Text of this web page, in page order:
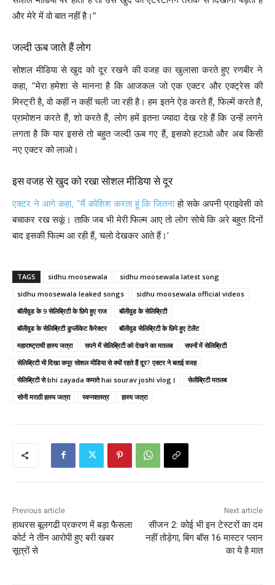
और मेरे में वो बात नहीं है।”
जल्दी ऊब जाते हैं लोग
सोशल मीडिया से खुद को दूर रखने की वजह का खुलासा करते हुए रणबीर ने
कहा, ”मेरा हमेशा से मानना है कि आजकल जो एक एक्टर और एक्ट्रेस की
मिस्ट्री है, वो कहीं न कहीं चली जा रही है। हम इतने ऐड करते हैं, फिल्में करते हैं,
प्रामोशन करते हैं, शो करते हैं, लोग हमें इतना ज्यादा देख रहे हैं कि उन्हें लगने
लगता है कि यार इससे तो बहुत जल्दी ऊब गए हैं, इसको हटाओ और अब किसी
नए एक्टर को लाओ।
इस वजह से खुद को रखा सोशल मीडिया से दूर
एक्टर ने आगे कहा, ”मैं कोशिश करता हूं कि जितनाहो सके अपनी प्राइवेसी को
बचाकर रख सकूं। ताकि जब भी मेरी फिल्म आए तो लोग सोचे कि अरे बहुत दिनों
बाद इसकी फिल्म आ रही हैं, चलो देखकर आते हैं।’
TAGS sidhu moosewala
sidhu moosewala latest song
sidhu moosewala leaked songs
sidhu moosewala official videos
बॉलीवुड के 9 सेलिब्रिटी के छिपे हुए राज
बॉलीवुड के सेलिब्रिटी
बॉलीवुड के सेलिब्रिटी डुप्लीकेट कैरेक्टर
बॉलीवुड सेलिब्रिटी के छिपे हुए टेलेंट
महाराष्ट्राची हास्य जत्रा
सपने में सेलिब्रिटी को देखने का मतलब
सपनों में सेलिब्रिटी
सेलिब्रिटी भी दिखा कपूर सोशल मीडिया से क्यों रहते हैं दूर? एक्टर ने बताई वजह
सेलिब्रिटी से bhi zayada कमाते hai sourav joshi vlog।
सेलीब्रिटी मतलब
सोनी मराठी हास्य जत्रा
स्वप्नशास्त्र हास्य जत्रा
Previous article
हाथरस बूलगढी प्रकरण में बड़ा फैसला
कोर्ट ने तीन आरोपी हुए बरी खबर
सूत्रों से
Next article
सीजन 2: कोई भी इन टेस्टरों का दम
नहीं तोड़ेगा, बिग बॉस 16 मास्टर प्लान
का ये है मात